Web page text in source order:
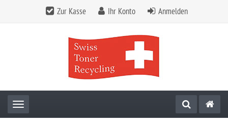
Zur Kasse Ihr Konto Anmelden
Toggle navigation